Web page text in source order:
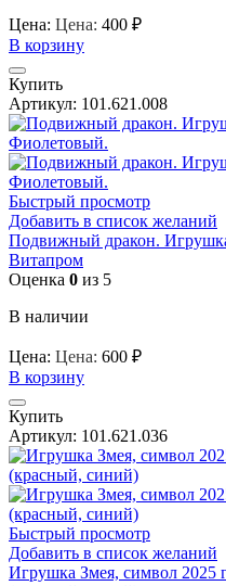
Цена: Цена: 400 ₽
В корзину
Купить
Артикул: 101.621.008
Быстрый просмотр
Добавить в список желаний
Подвижный дракон.
Витапром
Оценка 0 из 5
В наличии
Цена: Цена: 600 ₽
В корзину
Купить
Артикул: 101.621.036
Быстрый просмотр
Добавить в список желаний
Игрушка Змея, символ 2025